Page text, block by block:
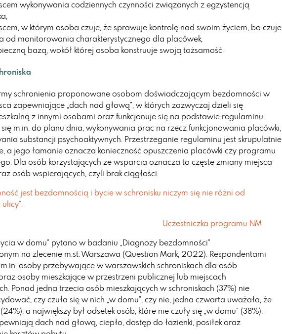
wykonywania codziennych czynności związanych z egzystencją
w którym osoba czuje, że sprawuje kontrolę nad swoim życiem, bo czuje
od monitorowania charakterystycznego dla placówek,
bazą, wokół której osoba konstruuje swoją tożsamość.
schronienia proponowane osobom doświadczającym bezdomności w
zapewniające „dach nad głową”, w których zazwyczaj dzieli się
z innymi osobami oraz funkcjonuje się na podstawie regulaminu
m.in. do planu dnia, wykonywania prac na rzecz funkcjonowania placówki,
substancji psychoaktywnych. Przestrzeganie regulaminu jest skrupulatnie
a jego łamanie oznacza konieczność opuszczenia placówki czy programu
Dla osób korzystających ze wsparcia oznacza to częste zmiany miejsca
osób wspierających, czyli brak ciągłości.
jest bezdomnością i bycie w schronisku niczym się nie różni od
Uczestniczka programu NM
w domu” pytano w badaniu „Diagnozy bezdomności”
na zlecenie m.st. Warszawa (Question Mark, 2022). Respondentami
osoby przebywające w warszawskich schroniskach dla osób
osoby mieszkające w przestrzeni publicznej lub miejscach
Ponad jedna trzecia osób mieszkających w schroniskach (37%) nie
czy czuła się w nich „w domu”, czy nie, jedna czwarta uważała, że
a największy był odsetek osób, które nie czuły się „w domu” (38%).
dach nad głową, ciepło, dostęp do łazienki, posiłek oraz